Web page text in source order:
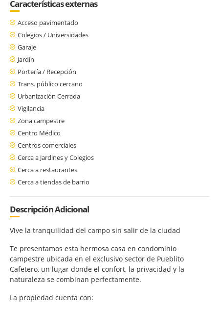
Características externas
Acceso pavimentado
Colegios / Universidades
Garaje
Jardín
Portería / Recepción
Trans. público cercano
Urbanización Cerrada
Vigilancia
Zona campestre
Centro Médico
Centros comerciales
Cerca a Jardines y Colegios
Cerca a restaurantes
Cerca a tiendas de barrio
Descripción Adicional
Vive la tranquilidad del campo sin salir de la ciudad
Te presentamos esta hermosa casa en condominio
campestre ubicada en el exclusivo sector de Pueblito
Cafetero, un lugar donde el confort, la privacidad y la
naturaleza se combinan perfectamente.
La propiedad cuenta con: